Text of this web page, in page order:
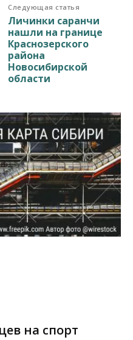
Следующая статья
Личинки саранчи
нашли на границе
Краснозерского
района
Новосибирской
области
на спорт